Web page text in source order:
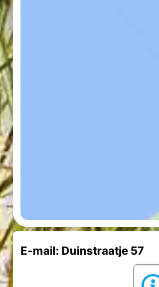
E-mail: Duinstraatje 57